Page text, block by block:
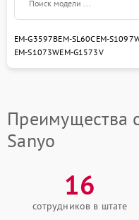
EM-G3597BEM-SL60CEM-
EM-S1073WEM-G1573V
Преимущества
Sanyo
16
сотрудников в штате